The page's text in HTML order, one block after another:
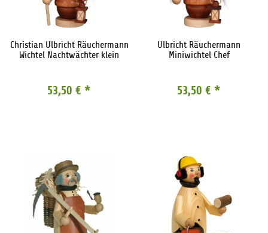
Christian Ulbricht Räuchermann
Wichtel Nachtwächter klein
53,50 € *
Ulbricht Räuchermann
Miniwichtel Chef
53,50 € *